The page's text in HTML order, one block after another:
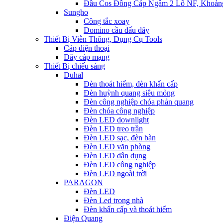
Đầu Cos Đồng Cáp Ngầm 2 Lỗ NF,
Sungho
Công tắc xoay
Domino cầu đấu dây
Thiết Bị Viễn Thông, Dụng Cụ Tools
Cáp điện thoại
Dây cáp mạng
Thiết Bị chiếu sáng
Duhal
Đèn thoát hiểm, đèn khẩn cấp
Đèn huỳnh quang siêu mỏng
Đèn công nghiệp chóa phản quang
Đèn chóa công nghiệp
Đèn LED downlight
Đèn LED treo trần
Đèn LED sạc, đèn bàn
Đèn LED văn phòng
Đèn LED dân dụng
Đèn LED công nghiệp
Đèn LED ngoài trời
PARAGON
Đèn LED
Đèn Led trong nhà
Đèn khẩn cấp và thoát hiểm
Điện Quang